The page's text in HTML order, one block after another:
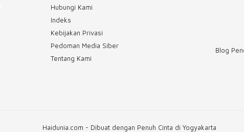
Hubungi Kami
Indeks
Kebijakan Privasi
Pedoman Media Siber
Tentang Kami
Blog
Haidunia.com - Dibuat dengan Penuh Cinta di Yogyakarta